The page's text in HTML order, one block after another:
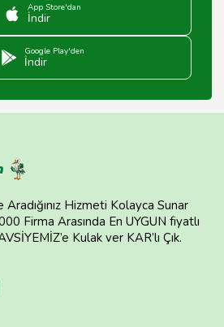
App Store'dan
İndir
Google Play'den
İndir
Aradığınız Hizmeti Kolayca Sunar
Firma Arasında En UYGUN fiyatlı
Kulak ver KAR’lı Çık.